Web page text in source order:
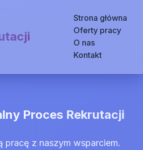
Strona główna
Oferty pracy
O nas
Kontakt
Proces Rekrutacji
pracę z naszym wsparciem.